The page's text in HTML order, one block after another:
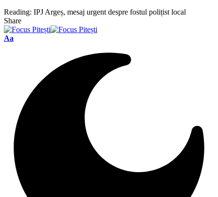
Reading: IPJ Argeș, mesaj urgent despre fostul polițist local
Share
Font
Aa